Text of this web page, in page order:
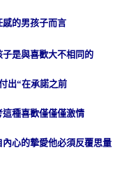
的男孩子而言
是與喜歡大不相同的
出“在承諾之前
種喜歡僅僅僅激情
心的摯愛他必須反覆思量